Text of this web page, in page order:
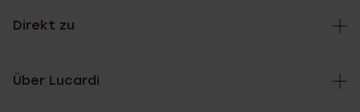
Direkt zu
Über Lucardi